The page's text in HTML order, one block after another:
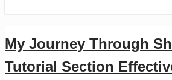
My Journey Through
Tutorial Section